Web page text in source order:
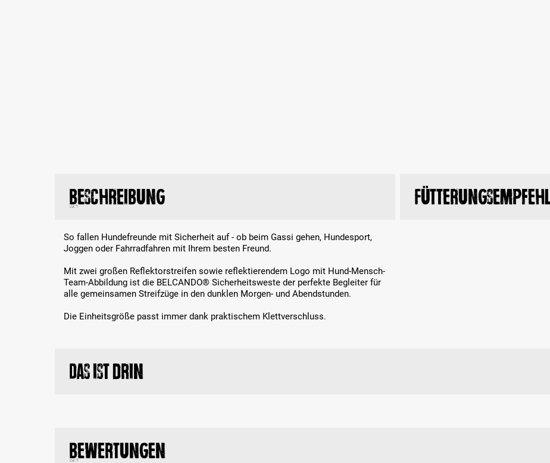
Beschreibung
So fallen Hundefreunde mit Sicherheit auf - ob beim Gassi gehen, Hundesport,
Joggen oder Fahrradfahren mit Ihrem besten Freund.
Mit zwei großen Reflektorstreifen sowie reflektierendem Logo mit Hund-Mensch-
Team-Abbildung ist die BELCANDO® Sicherheitsweste der perfekte Begleiter für
alle gemeinsamen Streifzüge in den dunklen Morgen- und Abendstunden.
Die Einheitsgröße passt immer dank praktischem Klettverschluss.
Das ist drin
Bewertungen